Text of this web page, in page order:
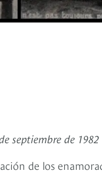
septiembre de 1982
de los